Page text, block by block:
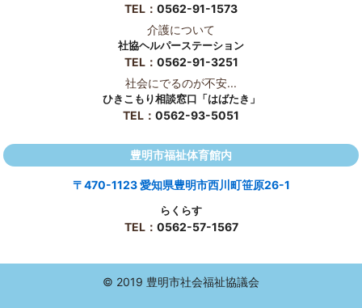
TEL： 0562-91-1573
介護について
社協ヘルパーステーション
TEL： 0562-91-3251
社会にでるのが不安...
ひきこもり相談窓口「はばたき」
TEL： 0562-93-5051
豊明市福祉体育館内
〒470-1123 愛知県豊明市西川町笹原26-1
らくらす
TEL： 0562-57-1567
© 2019 豊明市社会福祉協議会